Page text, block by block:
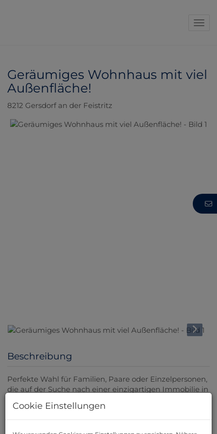
Geräumiges Wohnhaus mit viel
Außenfläche!
8212 Gersdorf an der Feistritz
Beschreibung
Perfekte Wahl für Familien, Paare oder Einzelpersonen,
die auf der Suche nach einer einzigartigen Immobilie in
Cookie Einstellungen